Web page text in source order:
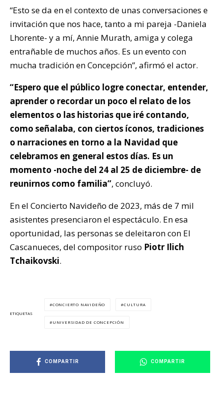
“Esto se da en el contexto de unas conversaciones e
invitación que nos hace, tanto a mi pareja -Daniela
Lhorente- y a mí, Annie Murath, amiga y colega
entrañable de muchos años. Es un evento con
mucha tradición en Concepción”, afirmó el actor.
“Espero que el público logre conectar, entender,
aprender o recordar un poco el relato de los
elementos o las historias que iré contando,
como señalaba, con ciertos íconos, tradiciones
o narraciones en torno a la Navidad que
celebramos en general estos días. Es un
momento -noche del 24 al 25 de diciembre- de
reunirnos como familia”, concluyó.
En el Concierto Navideño de 2023, más de 7 mil
asistentes presenciaron el espectáculo. En esa
oportunidad, las personas se deleitaron con El
Cascanueces, del compositor ruso Piotr Ilich
Tchaikovski.
ETIQUETAS
CONCIERTO NAVIDEÑO CULTURA
UNIVERSIDAD DE CONCEPCIÓN
COMPARTIR COMPARTIR